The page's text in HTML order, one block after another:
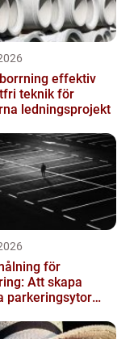
effektiv
teknik för
ledningsprojekt
för
Att skapa
parkeringsytor